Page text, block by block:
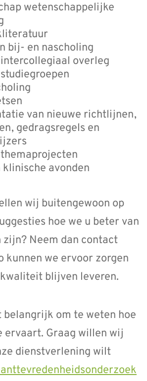
wetenschappelijke
bij- en nascholing
overleg
van nieuwe richtlijnen,
gedragsregels en
klinische avonden
wij buitengewoon op
hoe we u beter van
zijn? Neem dan contact
kunnen we ervoor zorgen
blijven leveren.
belangrijk om te weten hoe
ervaart. Graag willen wij
dienstverlening wilt